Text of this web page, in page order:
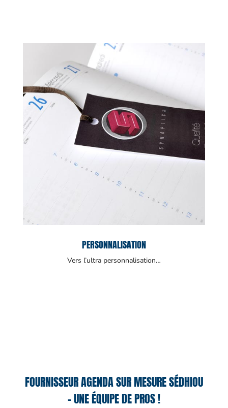
PERSONNALISATION
Vers l’ultra personnalisation…
FOURNISSEUR AGENDA SUR MESURE SÉDHIOU
– UNE ÉQUIPE DE PROS !